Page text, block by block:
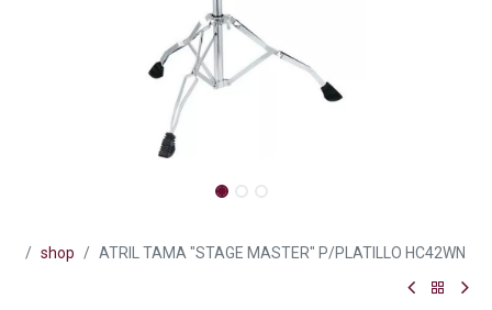
shop ATRIL TAMA "STAGE MASTER" P/PLATILLO HC42WN